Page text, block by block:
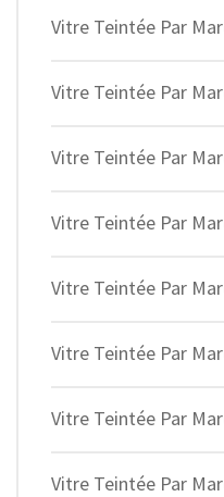
Vitre Teintée Par
Vitre Teintée Par
Vitre Teintée Par
Vitre Teintée Par
Vitre Teintée Par
Vitre Teintée Par
Vitre Teintée Par
Vitre Teintée Par